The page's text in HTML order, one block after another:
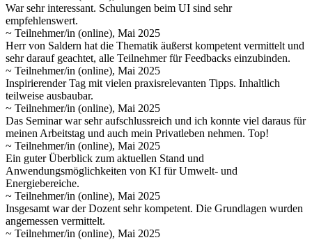
War sehr interessant. Schulungen beim UI sind sehr
empfehlenswert.
~ Teilnehmer/in (online), Mai 2025
Herr von Saldern hat die Thematik äußerst kompetent vermittelt und
sehr darauf geachtet, alle Teilnehmer für Feedbacks einzubinden.
~ Teilnehmer/in (online), Mai 2025
Inspirierender Tag mit vielen praxisrelevanten Tipps. Inhaltlich
teilweise ausbaubar.
~ Teilnehmer/in (online), Mai 2025
Das Seminar war sehr aufschlussreich und ich konnte viel daraus für
meinen Arbeitstag und auch mein Privatleben nehmen. Top!
~ Teilnehmer/in (online), Mai 2025
Ein guter Überblick zum aktuellen Stand und
Anwendungsmöglichkeiten von KI für Umwelt- und
Energiebereiche.
~ Teilnehmer/in (online), Mai 2025
Insgesamt war der Dozent sehr kompetent. Die Grundlagen wurden
angemessen vermittelt.
~ Teilnehmer/in (online), Mai 2025